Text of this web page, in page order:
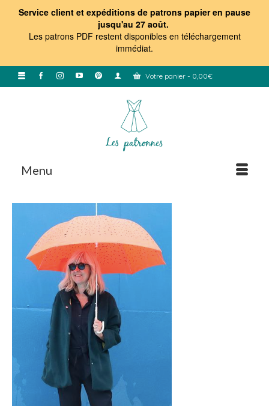
Service client et expéditions de patrons papier en pause
jusqu'au 27 août.
Les patrons PDF restent disponibles en téléchargement
immédiat.
Votre panier - 0,00€
Menu